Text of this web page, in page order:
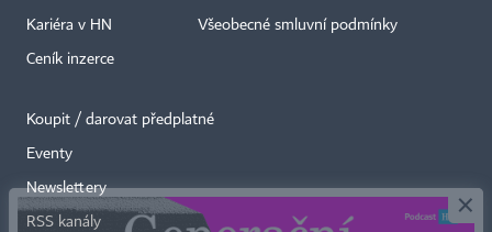
Kariéra v HN
Ceník inzerce
Všeobecné smluvní podmínky
Koupit / darovat předplatné
Eventy
Newslettery
RSS kanály